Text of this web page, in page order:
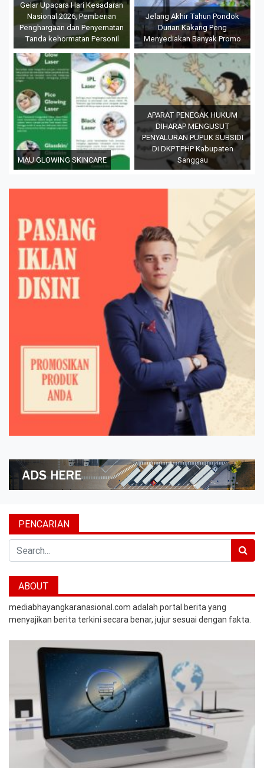
Gelar Upacara Hari Kesadaran
Nasional 2026, Pemberian
Penghargaan dan Penyematan
Tanda kehormatan Personil
Jelang Akhir Tahun Pondok
Durian Kakang Peng
Menyediakan Banyak Promo
MAU GLOWING SKINCARE
APARAT PENEGAK HUKUM
DIHARAP MENGUSUT
PENYALURAN PUPUK SUBSIDI
Di DKPTPHP Kabupaten
Sanggau
PENCARIAN
ABOUT
mediabhayangkaranasional.com adalah portal berita yang
menyajikan berita terkini secara benar, jujur sesuai dengan fakta.